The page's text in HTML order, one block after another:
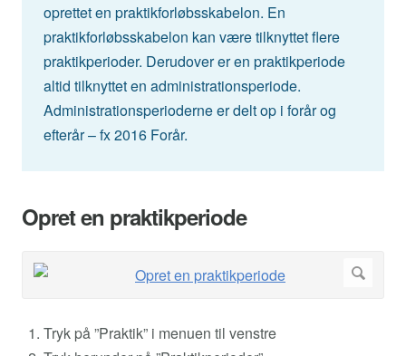
oprettet en praktikforløbsskabelon. En
praktikforløbsskabelon kan være tilknyttet flere
praktikperioder. Derudover er en praktikperiode
altid tilknyttet en administrationsperiode.
Administrationsperioderne er delt op i forår og
efterår – fx 2016 Forår.
Opret en praktikperiode
Tryk på ”Praktik” i menuen til venstre